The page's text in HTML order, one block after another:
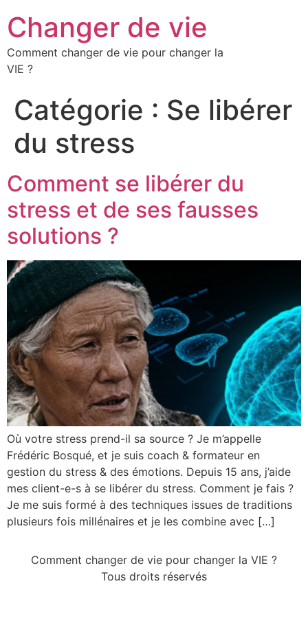
Changer de vie
Comment changer de vie pour changer la
VIE ?
Catégorie : Se libérer
du stress
Comment se libérer du
stress et de ses fausses
solutions ?
Où votre stress prend-il sa source ? Je m’appelle
Frédéric Bosqué, et je suis coach & formateur en
gestion du stress & des émotions. Depuis 15 ans, j’aide
mes client-e-s à se libérer du stress. Comment je fais ?
Je me suis formé à des techniques issues de traditions
plusieurs fois millénaires et je les combine avec […]
Comment changer de vie pour changer la VIE ?
Tous droits réservés